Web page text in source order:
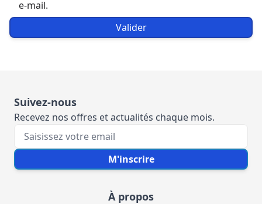
e-mail.
Valider
Suivez-nous
Recevez nos offres et actualités chaque mois.
Votre e-mail M'inscrire
À propos